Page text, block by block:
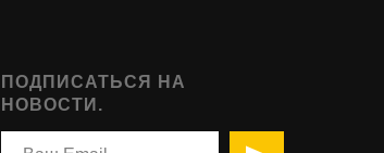
ПОДПИСАТЬСЯ НА
НОВОСТИ.